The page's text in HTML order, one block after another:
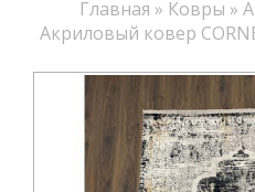
Главная » Ковры »
Акриловый ковер